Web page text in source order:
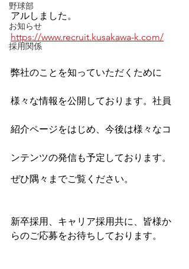
野球部
お知らせ
採用関係
アルしました。
https://www.recruit.kusakawa-k.com/
弊社のことを知っていただくために
様々な情報を公開しております。社員
紹介ページをはじめ、今後は様々なコ
ンテンツの発信も予定しております。
ぜひ隅々までご覧ください。
新卒採用、キャリア採用共に、皆様か
らのご応募をお待ちしております。